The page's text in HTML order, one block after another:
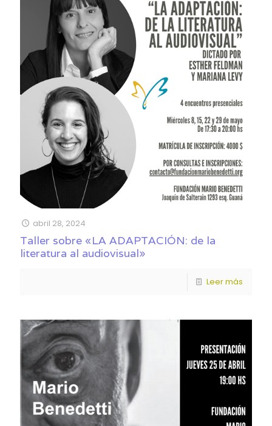
abril 28, 2024
Taller sobre «LA ADAPTACIÓN: de la
literatura al audiovisual»
Leer más